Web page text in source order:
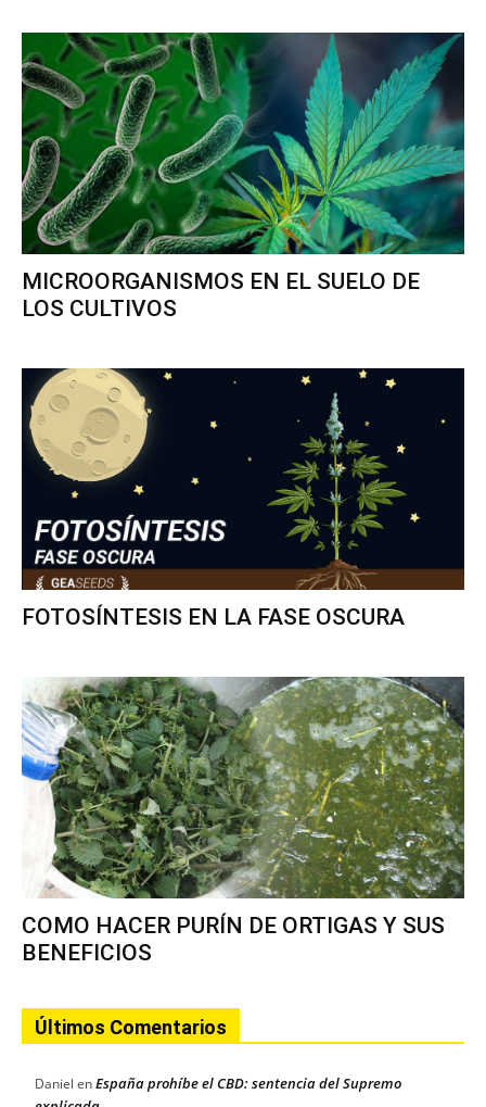
MICROORGANISMOS EN EL SUELO DE
LOS CULTIVOS
FOTOSÍNTESIS EN LA FASE OSCURA
COMO HACER PURÍN DE ORTIGAS Y SUS
BENEFICIOS
Últimos Comentarios
Daniel enEspaña prohíbe el CBD: sentencia del Supremo